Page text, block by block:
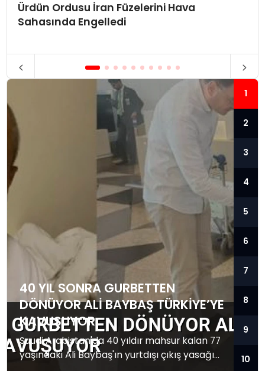
Ürdün Ordusu İran Füzelerini Hava
Sahasında Engelledi
40 YIL SONRA GURBETTEN
DÖNÜYOR ALI BAYBAŞ TÜRKIYE’YE
KAVUŞUYOR
Suudi Arabistan'da 40 yıldır mahsur kalan 77
yaşındaki Ali Baybaş'ın yurtdışı çıkış yasağı
1
2
3
4
5
6
7
8
9
10